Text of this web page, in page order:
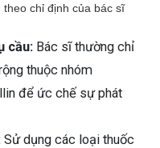
chỉ định của bác sĩ
cầu: Bác sĩ thường chỉ
thuộc nhóm
để ức chế sự phát
Sử dụng các loại thuốc